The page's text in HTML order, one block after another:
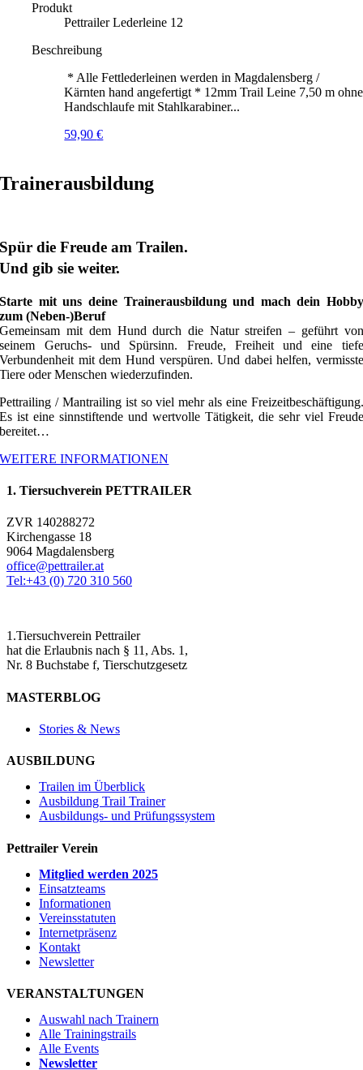
Produkt
Pettrailer Lederleine 12
Beschreibung
* Alle Fettlederleinen werden in Magdalensberg /
Kärnten hand angefertigt * 12mm Trail Leine 7,50 m ohne
Handschlaufe mit Stahlkarabiner...
59,90€
Trainerausbildung
Spür die Freude am Trailen.
Und gib sie weiter.
Starte mit uns deine Trainerausbildung und mach dein Hobby
zum (Neben-)Beruf
Gemeinsam mit dem Hund durch die Natur streifen – geführt von
seinem Geruchs- und Spürsinn. Freude, Freiheit und eine tiefe
Verbundenheit mit dem Hund verspüren. Und dabei helfen, vermisste
Tiere oder Menschen wiederzufinden.
Pettrailing / Mantrailing ist so viel mehr als eine Freizeitbeschäftigung.
Es ist eine sinnstiftende und wertvolle Tätigkeit, die sehr viel Freude
bereitet…
WEITERE INFORMATIONEN
1. Tiersuchverein PETTRAILER
ZVR 140288272
Kirchengasse 18
9064 Magdalensberg
office@pettrailer.at
Tel:+43 (0) 720 310 560
1.Tiersuchverein Pettrailer
hat die Erlaubnis nach § 11, Abs. 1,
Nr. 8 Buchstabe f, Tierschutzgesetz
MASTERBLOG
Stories & News
AUSBILDUNG
Trailen im Überblick
Ausbildung Trail Trainer
Ausbildungs- und Prüfungssystem
Pettrailer Verein
Mitglied werden 2025
Einsatzteams
Informationen
Vereinsstatuten
Internetpräsenz
Kontakt
Newsletter
VERANSTALTUNGEN
Auswahl nach Trainern
Alle Trainingstrails
Alle Events
Newsletter